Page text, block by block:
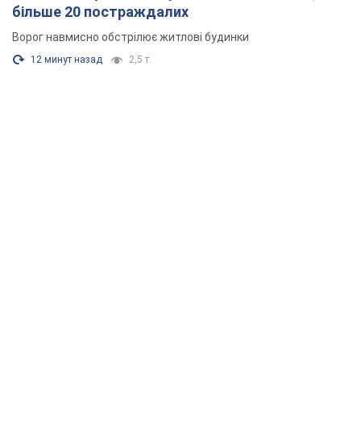
більше 20 постраждалих
Ворог навмисно обстрілює житлові будинки
12 минут назад 2,5 т.